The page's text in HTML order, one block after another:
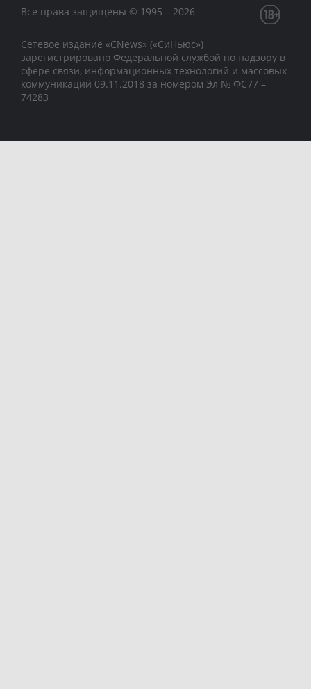
Все права защищены © 1995 – 2026
Сетевое издание «CNews» («СиНьюс»)
зарегистрировано Федеральной службой по надзору в
сфере связи, информационных технологий и массовых
коммуникаций 09.11.2018 за номером Эл № ФС77 –
74283